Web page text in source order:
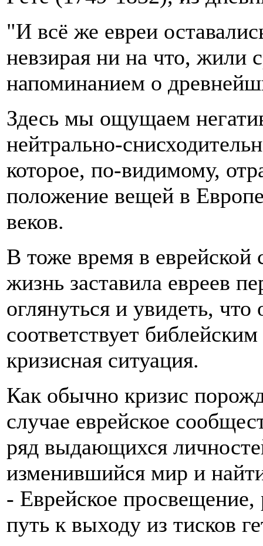
"И всё же евреи
невзирая ни на что, жили
напоминанием о
Здесь мы ощущаем
нейтрально-
которое, по-видимому,
положение вещей в
веков.
В тоже время в еврейской
жизнь заставила евреев
оглянуться и увидеть,
соответствует
кризисная ситуация.
Как обычно кризис
случае еврейское
ряд выдающихся
изменившийся мир и
- Еврейское
путь к выходу из тисков